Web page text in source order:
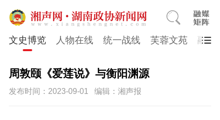
文史博览 人物在线 统一战线 芙蓉文苑 融媒
周敦颐《爱莲说》与衡阳渊源
发布时间：2023-09-01 编辑：湘声报